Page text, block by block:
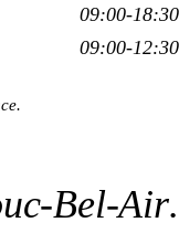
09:00-18:30
09:00-12:30
Bel-Air.